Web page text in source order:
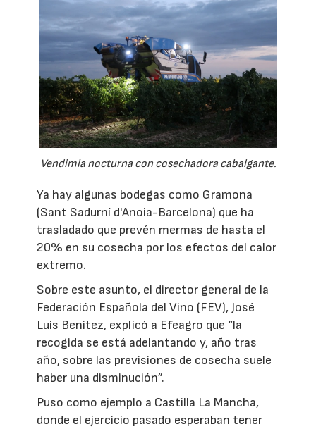
Vendimia nocturna con cosechadora cabalgante.
Ya hay algunas bodegas como Gramona
(Sant Sadurní d'Anoia-Barcelona) que ha
trasladado que prevén mermas de hasta el
20% en su cosecha por los efectos del calor
extremo.
Sobre este asunto, el director general de la
Federación Española del Vino (FEV), José
Luis Benítez, explicó a Efeagro que “la
recogida se está adelantando y, año tras
año, sobre las previsiones de cosecha suele
haber una disminución”.
Puso como ejemplo a Castilla La Mancha,
donde el ejercicio pasado esperaban tener